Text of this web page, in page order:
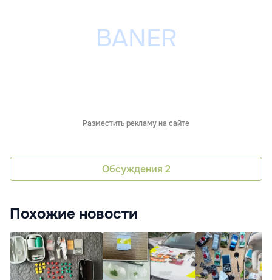
Разместить рекламу на сайте
Обсуждения 2
Похожие новости